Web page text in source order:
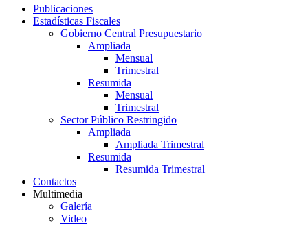
Publicaciones
Estadísticas Fiscales
Gobierno Central Presupuestario
Ampliada
Mensual
Trimestral
Resumida
Mensual
Trimestral
Sector Público Restringido
Ampliada
Ampliada Trimestral
Resumida
Resumida Trimestral
Contactos
Multimedia
Galería
Video